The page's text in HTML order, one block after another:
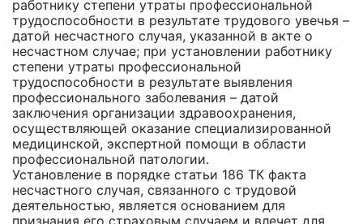
работнику степени утраты профессиональной
трудоспособности в результате трудового увечья –
датой несчастного случая, указанной в акте о
несчастном случае; при установлении работнику
степени утраты профессиональной
трудоспособности в результате выявления
профессионального заболевания – датой
заключения организации здравоохранения,
осуществляющей оказание специализированной
медицинской, экспертной помощи в области
профессиональной патологии.
Установление в порядке статьи 186 ТК факта
несчастного случая, связанного с трудовой
деятельностью, является основанием для
признания его страховым случаем и влечет для